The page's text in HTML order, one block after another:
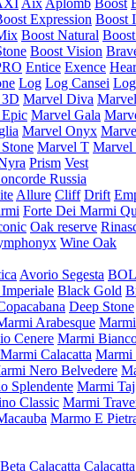
Aix Aplomb Boost
Expression Boost
Boost Natural
Boost Vision
Entice Exence
Log Log Cansei
Marvel Diva
Marvel Gala
Marvel Onyx
Marvel T Marvel
Prism Vest
Russia
Allure Cliff Drift
Forte Dei Marmi
Oak reserve
Wine Oak
Avorio Segesta
Black Gold
Deep Stone
Arabesque
Cenere Marmi
Marmi Calacatta Marmi
Nero Belvedere
Splendente Marmi
Classic Marmi
Marmo E
Beta Calacatta